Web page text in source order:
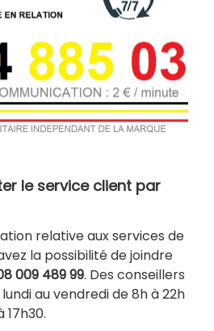
le service client par
relative aux services de
la possibilité de joindre
009 489 99. Des conseillers
au vendredi de 8h à 22h